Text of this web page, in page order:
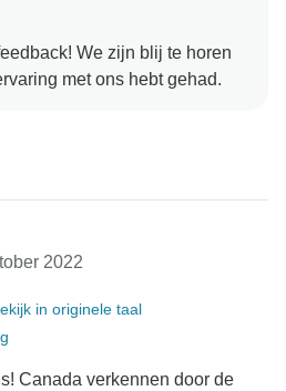
We zijn blij te horen
2022
in originele taal
Canada verkennen door de